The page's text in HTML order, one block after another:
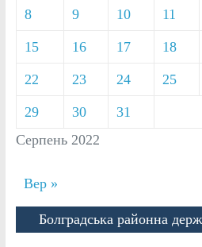
Серпень 2022
8 9 10 11
15 16 17 18
22 23 24 25
29 30 31
Вер »
Болградська районна